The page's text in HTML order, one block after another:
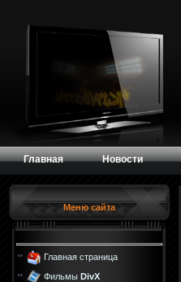
Главная Новости
Меню сайта
Главная страница
Фильмы DivX